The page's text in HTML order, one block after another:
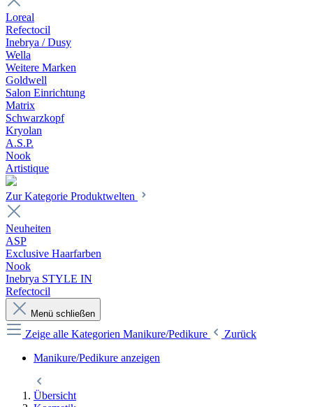
Loreal
Refectocil
Inebrya / Dusy
Wella
Weitere Marken
Goldwell
Salon Einrichtung
Matrix
Schwarzkopf
Kryolan
A.S.P.
Nook
Artistique
Zur Kategorie Produktwelten
Neuheiten
ASP
Exclusive Haarfarben
Nook
Inebrya STYLE IN
Refectocil
Menü schließen
Zeige alle Kategorien Manikure/Pedikure
Zurück
Manikure/Pedikure anzeigen
Übersicht